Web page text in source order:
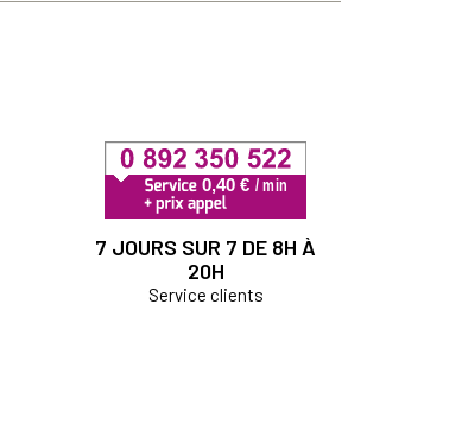
7 JOURS SUR 7 DE 8H À
20H
Service clients